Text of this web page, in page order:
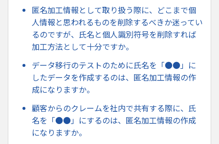
匿名加工情報として取り扱う際に、どこまで個
人情報と思われるものを削除するべきか迷ってい
るのですが、氏名と個人識別符号を削除すれば
加工方法として十分ですか。
データ移行のテストのために氏名を「●●」に
したデータを作成するのは、匿名加工情報の作
成になりますか。
顧客からのクレームを社内で共有する際に、氏
名を「●●」にするのは、匿名加工情報の作成
になりますか。